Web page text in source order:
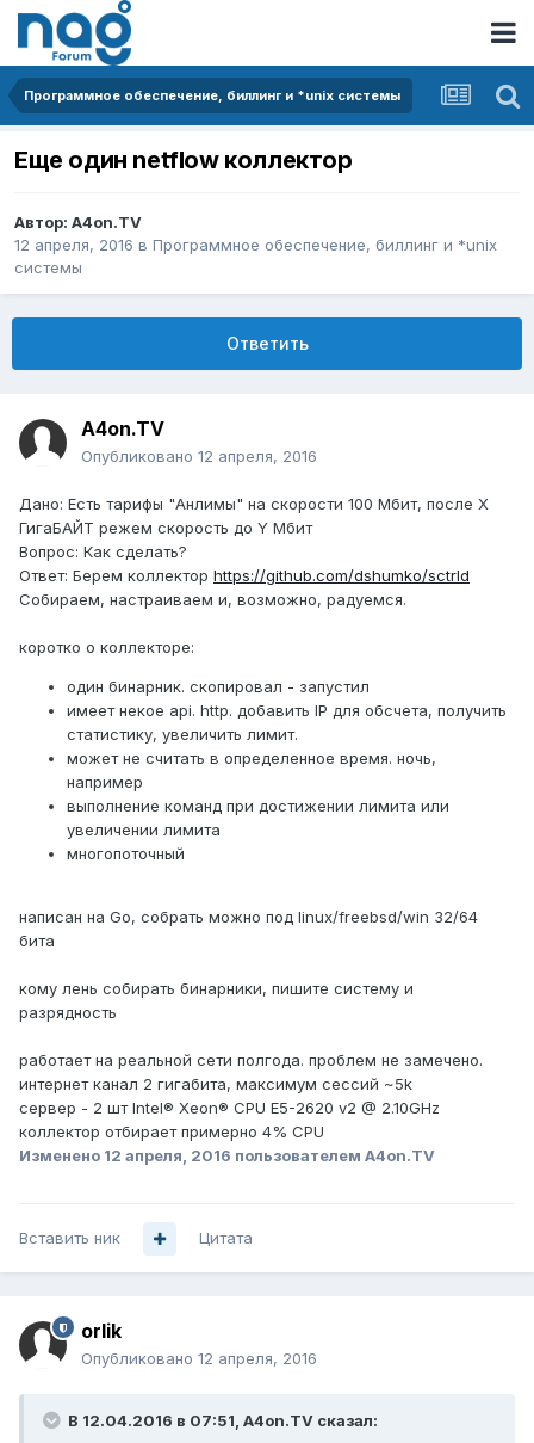
Программное обеспечение, биллинг и *unix системы
Еще один netflow коллектор
Автор: A4on.TV
12 апреля, 2016 в Программное обеспечение, биллинг и *unix
системы
Ответить
A4on.TV
Опубликовано 12 апреля, 2016
Дано: Есть тарифы "Анлимы" на скорости 100 Мбит, после Х
ГигаБАЙТ режем скорость до Y Мбит
Вопрос: Как сделать?
Ответ: Берем коллектор https://github.com/dshumko/sctrld
Собираем, настраиваем и, возможно, радуемся.
коротко о коллекторе:
один бинарник. скопировал - запустил
имеет некое api. http. добавить IP для обсчета, получить
статистику, увеличить лимит.
может не считать в определенное время. ночь,
например
выполнение команд при достижении лимита или
увеличении лимита
многопоточный
написан на Go, собрать можно под linux/freebsd/win 32/64
бита
кому лень собирать бинарники, пишите систему и
разрядность
работает на реальной сети полгода. проблем не замечено.
интернет канал 2 гигабита, максимум сессий ~5k
сервер - 2 шт Intel® Xeon® CPU E5-2620 v2 @ 2.10GHz
коллектор отбирает примерно 4% CPU
Изменено 12 апреля, 2016 пользователем A4on.TV
Вставить ник Цитата
orlik
Опубликовано 12 апреля, 2016
В 12.04.2016 в 07:51, A4on.TV сказал: